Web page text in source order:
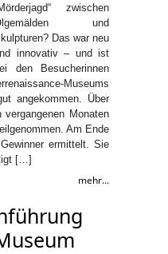
zwischen
und
Das war neu
innovativ – und ist
den Besucherinnen
Museums
angekommen. Über
Monaten
Am Ende
ermittelt. Sie
[…]
mehr...